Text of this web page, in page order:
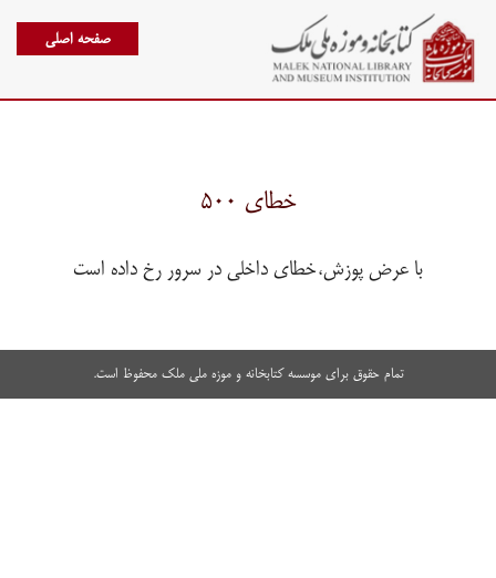
صفحه اصلی
خطای ۵۰۰
با عرض پوزش،خطای داخلی در سرور رخ داده است
تمام حقوق برای موسسه کتابخانه و موزه ملی ملک محفوظ است.